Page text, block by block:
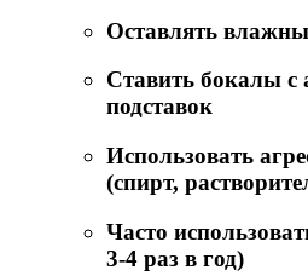
Оставлять
Ставить бокалы с
подставок
Использовать
(спирт,
Часто
3-4 раз в год)